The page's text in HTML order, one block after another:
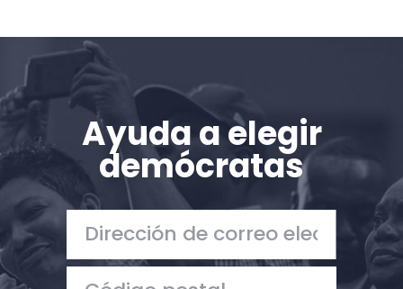
Ayuda a elegir
demócratas